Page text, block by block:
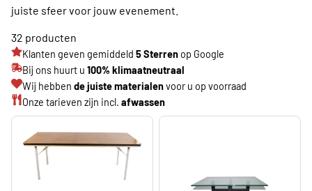
juiste sfeer voor jouw evenement.
32 producten
Klanten geven gemiddeld 5 Sterren op Google
Bij ons huurt u 100% klimaatneutraal
Wij hebben de juiste materialenvoor u op voorraad
Onze tarieven zijn incl. afwassen